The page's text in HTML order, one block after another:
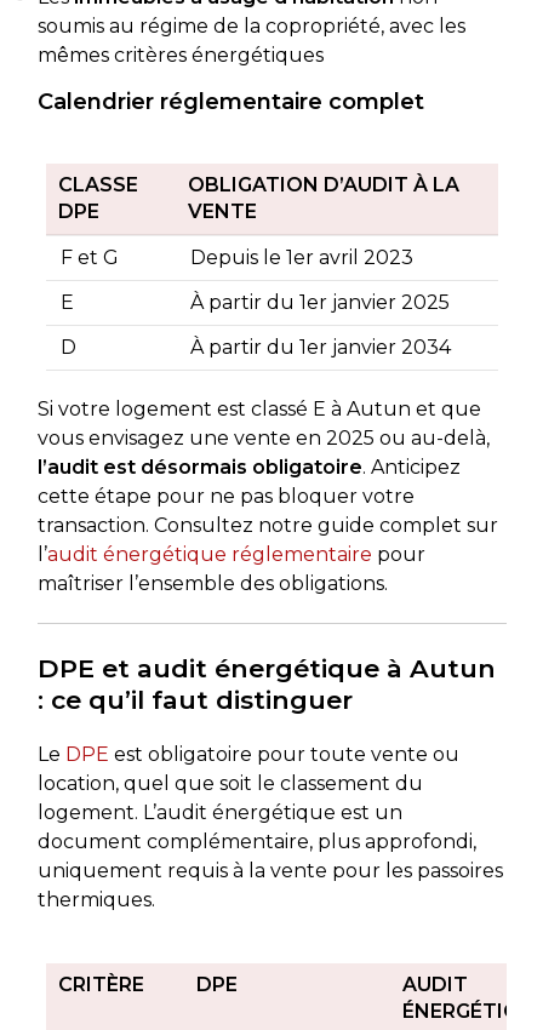
soumis au régime de la copropriété, avec les
mêmes critères énergétiques
Calendrier réglementaire complet
CLASSE
DPE
OBLIGATION D’AUDIT À LA
VENTE
F et G
Depuis le 1er avril 2023
E
À partir du 1er janvier 2025
D
À partir du 1er janvier 2034
Si votre logement est classé E à Autun et que
vous envisagez une vente en 2025 ou au-delà,
l’audit est désormais obligatoire. Anticipez
cette étape pour ne pas bloquer votre
transaction. Consultez notre guide complet sur
l’audit énergétique réglementaire pour
maîtriser l’ensemble des obligations.
DPE et audit énergétique à Autun
: ce qu’il faut distinguer
Le DPE est obligatoire pour toute vente ou
location, quel que soit le classement du
logement. L’audit énergétique est un
document complémentaire, plus approfondi,
uniquement requis à la vente pour les passoires
thermiques.
CRITÈRE DPE
AUDIT